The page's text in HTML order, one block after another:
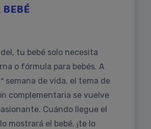
tu bebé solo necesita
o fórmula para bebés. A
semana de vida, el tema de
complementaria se vuelve
Cuándo llegue el
mostrará el bebé, ¡te lo